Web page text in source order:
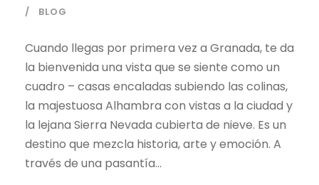
BLOG
Cuando llegas por primera vez a Granada, te da
la bienvenida una vista que se siente como un
cuadro – casas encaladas subiendo las colinas,
la majestuosa Alhambra con vistas a la ciudad y
la lejana Sierra Nevada cubierta de nieve. Es un
destino que mezcla historia, arte y emoción. A
través de una pasantía...